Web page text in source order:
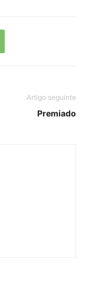
Artigo seguinte
Premiado